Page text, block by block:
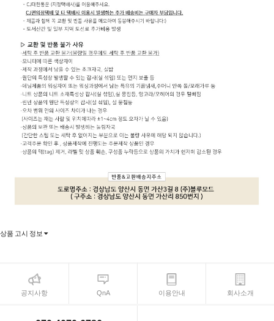
상품 고시 정보
공지사항 QnA 이용안내 회사소개